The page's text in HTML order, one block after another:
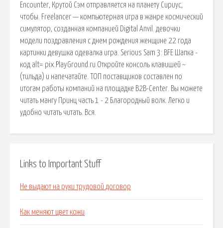
Encounter, Крутой Сэм отправляется на планету Сириус,
чтобы. Freelancer — компьютерная игра в жанре космический
симулятор, созданная компанией Digital Anvil. девочки
модели поздравления с днем рождения женщине 22 года
картинки девушка одевалка игра. Serious Sam 3: BFE Шапка -
код alt= pix.PlayGround.ru Откройте консоль клавишей ~
(тильда) и напечатайте. ТОП поставщиков составлен по
итогам работы компаний на площадке B2B-Center. Вы можете
читать мангу Принц часть 1 - 2 Благородный волк. Легко и
удобно читать читать. Вся.
Links to Important Stuff
Не выдают на руки трудовой договор
Как меняют цвет кожи